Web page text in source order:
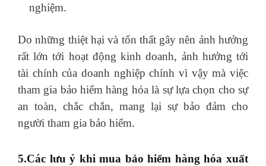
nghiệm.
Do những thiệt hại và tổn thất gây nên ảnh hưởng
rất lớn tới hoạt động kinh doanh, ảnh hưởng tới
tài chính của doanh nghiệp chính vì vậy mà việc
tham gia bảo hiểm hàng hóa là sự lựa chọn cho sự
an toàn, chắc chắn, mang lại sự bảo đảm cho
người tham gia bảo hiểm.
5.Các lưu ý khi mua bảo hiểm hàng hóa xuất